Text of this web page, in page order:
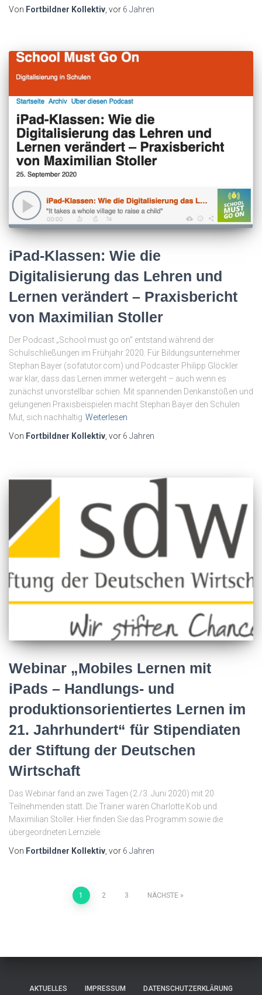
Von Fortbildner Kollektiv , vor 6 Jahren
iPad-Klassen: Wie die
Digitalisierung das Lehren und
Lernen verändert – Praxisbericht
von Maximilian Stoller
Der Podcast „School must go on“ entstand während der
Schulschließungen im Frühjahr 2020. Für Bildungsunternehmer
Stephan Bayer (sofatutor.com) und Podcaster Philipp Glöckler
war klar, dass das Lernen immer weitergeht – auch wenn es
zunächst unvorstellbar schien. Mit spannenden Denkanstößen und
gelungenen Praxisbeispielen macht Stephan Bayer den Schulen
Mut, sich nachhaltig Weiterlesen
Von Fortbildner Kollektiv , vor 6 Jahren
Webinar „Mobiles Lernen mit
iPads – Handlungs- und
produktionsorientiertes Lernen im
21. Jahrhundert“ für Stipendiaten
der Stiftung der Deutschen
Wirtschaft
Das Webinar fand an zwei Tagen (2./3. Juni 2020) mit 20
Teilnehmenden statt. Die Trainer waren Charlotte Kob und
Maximilian Stoller. Hier finden Sie das Programm sowie die
übergeordneten Lernziele.
Von Fortbildner Kollektiv , vor 6 Jahren
1 2 3 NÄCHSTE
AKTUELLES IMPRESSUM DATENSCHUTZERKLÄRUNG